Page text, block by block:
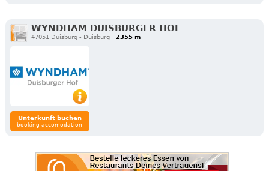
WYNDHAM DUISBURGER HOF
47051 Duisburg - Duisburg 2355 m
Unterkunft buchen
booking accomodation